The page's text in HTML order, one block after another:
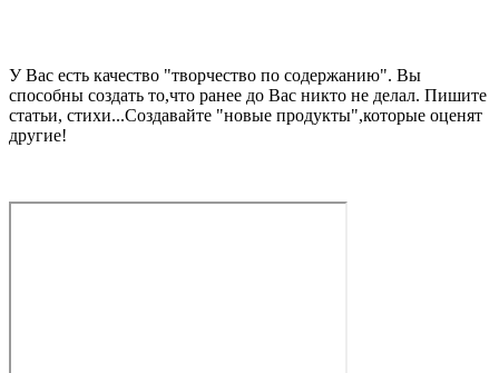
У Вас есть качество "творчество по содержанию". Вы
способны создать то,что ранее до Вас никто не делал. Пишите
статьи, стихи...Создавайте "новые продукты",которые оценят
другие!